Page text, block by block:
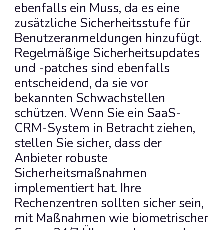
ebenfalls ein Muss, da es eine
zusätzliche Sicherheitsstufe für
Benutzeranmeldungen hinzufügt.
Regelmäßige Sicherheitsupdates
und -patches sind ebenfalls
entscheidend, da sie vor
bekannten Schwachstellen
schützen. Wenn Sie ein SaaS-
CRM-System in Betracht ziehen,
stellen Sie sicher, dass der
Anbieter robuste
Sicherheitsmaßnahmen
implementiert hat. Ihre
Rechenzentren sollten sicher sein,
mit Maßnahmen wie biometrischer